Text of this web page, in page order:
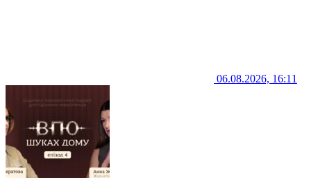
06.08.2026, 16:11